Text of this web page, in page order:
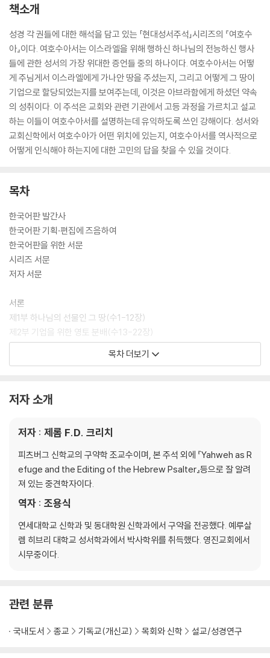
책소개
성경 각 권들에 대한 해석을 담고 있는 「현대성서주석」시리즈의 『여호수
아』이다. 여호수아서는 이스라엘을 위해 행하신 하나님의 전능하신 행사
들에 관한 성서의 가장 위대한 증언들 중의 하나이다. 여호수아서는 어떻
게 주님게서 이스라엘에게 가나안 땅을 주셨는지, 그리고 어떻게 그 땅이
기업으로 할당되었는지를 보여주는데, 이것은 아브라함에게 하셨던 약속
의 성취이다. 이 주석은 교회와 관련 기관에서 고등 과정을 가르치고 설교
하는 이들이 여호수아서를 설명하는데 유익하도록 쓰인 강해이다. 성서와
교회신학에서 여호수아가 어떤 위치에 있는지, 여호수아서를 역사적으로
어떻게 인식해야 하는지에 대한 고민의 답을 찾을 수 있을 것이다.
목차
한국어판 발간사
한국어판 기획·편집에 즈음하여
한국어판을 위한 서문
시리즈 서문
저자 서문
서론
제1부 하나님의 선물인 그 땅(수1-12장)
제2부 기업을 위한 영토 분배(수13-22장)
제3부 여호와께서 안식을 주실 때에(수23-24장)
목차 더보기
저자 소개
저자 : 제롬 F.D. 크리치
피츠버그 신학교의 구약학 조교수이며, 본 주석 외에 『Yahweh as R
efuge and the Editing of the Hebrew Psalter』등으로 잘 알려
져 있는 중견학자이다.
역자 : 조용식
연세대학교 신학과 및 동대학원 신학과에서 구약을 전공했다. 예루살
렘 히브리 대학교 성서학과에서 박사학위를 취득했다. 영진교회에서
시무중이다.
관련 분류
국내도서 종교 기독교(개신교) 목회와 신학 설교/성경연구